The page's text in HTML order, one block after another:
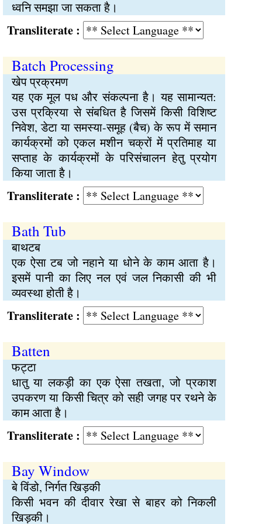
ध्वनि समझा जा सकता है।
:
Batch Processing
खेप प्रक्रमण
यह एक मूल पध और संकल्पना है। यह सामान्यत:
उस प्रक्रिया से संबधित है जिसमें किसी विशिष्ट
निवेश, डेटा या समस्या-समूह (बैच) के रूप में समान
कार्यक्रमों को एकल मशीन चक्रों में प्रतिमाह या
सप्ताह के कार्यक्रमों के परिसंचालन हेतु प्रयोग
किया जाता है।
:
Bath Tub
बाथटब
एक ऐसा टब जो नहाने या धोने के काम आता है।
इसमें पानी का लिए नल एवं जल निकासी की भी
व्यवस्था होती है।
:
Batten
फट्टा
धातु या लकड़ी का एक ऐसा तखता, जो प्रकाश
उपकरण या किसी चित्र को सही जगह पर रथने के
काम आता है।
:
Bay Window
बे विंडो, निर्गत खिड़की
किसी भवन की दीवार रेखा से बाहर को निकली
खिड़की।